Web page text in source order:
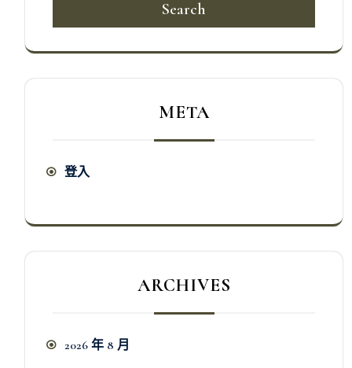
Search
META
登入
ARCHIVES
2026 年 8 月